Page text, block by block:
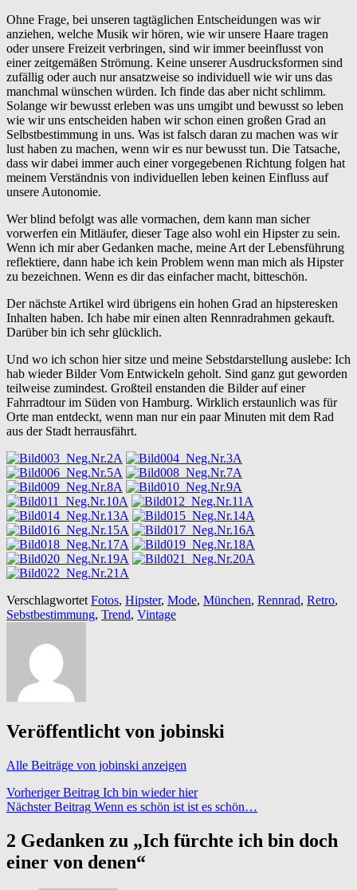
Ohne Frage, bei unseren tagtäglichen Entscheidungen was wir
anziehen, welche Musik wir hören, wie wir unsere Haare tragen
oder unsere Freizeit verbringen, sind wir immer beeinflusst von
einer zeitgemäßen Strömung. Keine unserer Ausdrucksformen sind
zufällig oder auch nur ansatzweise so individuell wie wir uns das
manchmal wünschen würden. Ich finde das aber nicht schlimm.
Solange wir bewusst erleben was uns umgibt und bewusst so leben
wie wir uns entscheiden haben wir schon einen großen Grad an
Selbstbestimmung in uns. Was ist falsch daran zu machen was wir
lust haben zu machen, wenn wir es nur bewusst tun. Die Tatsache,
dass wir dabei immer auch einer vorgegebenen Richtung folgen hat
meinem Verständnis von individuellen leben keinen Einfluss auf
unsere Autonomie.
Wer blind befolgt was alle vormachen, dem kann man sicher
vorwerfen ein Mitläufer, dieser Tage also wohl ein Hipster zu sein.
Wenn ich mir aber Gedanken mache, meine Art der Lebensführung
reflektiere, dann habe ich kein Problem wenn man mich als Hipster
zu bezeichnen. Wenn es dir das einfacher macht, bitteschön.
Der nächste Artikel wird übrigens ein hohen Grad an hipsteresken
Inhalten haben. Ich habe mir einen alten Rennradrahmen gekauft.
Darüber bin ich sehr glücklich.
Und wo ich schon hier sitze und meine Sebstdarstellung auslebe: Ich
hab wieder Bilder Vom Entwickeln geholt. Sind ganz gut geworden
teilweise zumindest. Großteil enstanden die Bilder auf einer
Fahrradtour im Süden von Hamburg. Wirklich erstaunlich was für
Orte man entdeckt, wenn man nur ein paar Minuten mit dem Rad
aus der Stadt herrausfährt.
Verschlagwortet Fotos, Hipster, Mode, München, Rennrad, Retro,
Sebstbestimmung, Trend, Vintage
Veröffentlicht von jobinski
Alle Beiträge von jobinski anzeigen
Beitragsnavigation
Vorheriger Beitrag Ich bin wieder hier
Nächster Beitrag Wenn es schön ist ist es schön…
2 Gedanken zu „Ich fürchte ich bin doch
einer von denen“